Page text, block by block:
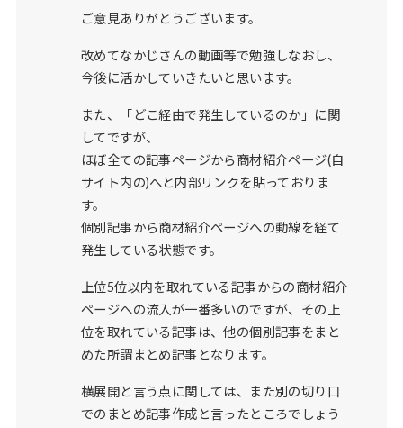
ご意見ありがとうございます。
改めてなかじさんの動画等で勉強しなおし、
今後に活かしていきたいと思います。
また、「どこ経由で発生しているのか」に関
してですが、
ほぼ全ての記事ページから商材紹介ページ(自
サイト内の)へと内部リンクを貼っておりま
す。
個別記事から商材紹介ページへの動線を経て
発生している状態です。
上位5位以内を取れている記事からの商材紹介
ページへの流入が一番多いのですが、その上
位を取れている記事は、他の個別記事をまと
めた所謂まとめ記事となります。
横展開と言う点に関しては、また別の切り口
でのまとめ記事作成と言ったところでしょう